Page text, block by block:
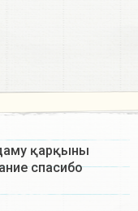
қарқыны
спасибо